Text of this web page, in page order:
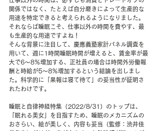
関係ではなく、たとえば自分磨きによって生産的な
用途を特定できると考えられるようになりました。
それならば睡眠こそ、仕事以外の時間を費やす、最
も生産的な用途ですよね！
そんな背景に注目して、慶應義塾家計パネル調査を
用いて、週に1時間睡眠時間が増えると、賃金率が最
大で6～8％増加する、正社員の場合は時間外労働報
酬と時給が5～8％増加するという結論を出しまし
た。科学的に「果報は寝て待て」の妥当性が証明さ
れたわけです。
睡眠と自律神経特集（2022/8/31）のトップは、
「眠れる美女」を目指すため、睡眠のメカニズムの
おさらい、絵が美しく、内容も妥当（監修：渋井佳